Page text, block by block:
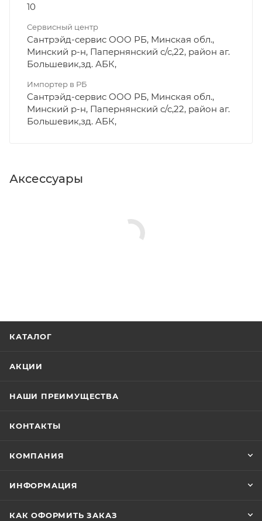
10
Сервисный центр
Сантрэйд-сервис ООО РБ, Минская обл.,
Минский р-н, Папернянский с/с,22, район аг.
Большевик,зд. АБК,
Импортер в РБ
Сантрэйд-сервис ООО РБ, Минская обл.,
Минский р-н, Папернянский с/с,22, район аг.
Большевик,зд. АБК,
Аксессуары
КАТАЛОГ
АКЦИИ
НАШИ ПРЕИМУЩЕСТВА
КОНТАКТЫ
КОМПАНИЯ
ИНФОРМАЦИЯ
КАК ОФОРМИТЬ ЗАКАЗ